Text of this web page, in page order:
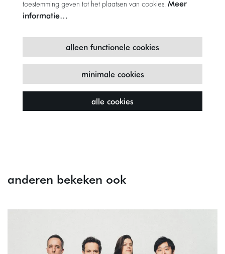
toestemming geven tot het plaatsen van cookies. Meer
informatie…
alleen functionele cookies
minimale cookies
alle cookies
anderen bekeken ook